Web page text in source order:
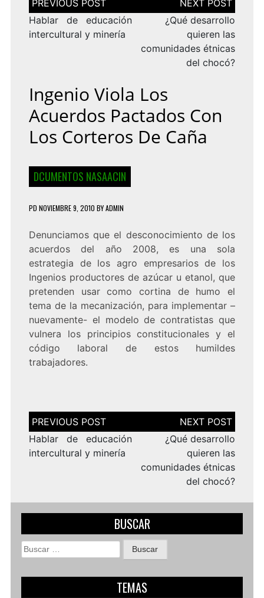
de
entradas
Hablar de educación
intercultural y minería
¿Qué desarrollo
quieren las
comunidades étnicas
del chocó?
Ingenio Viola Los
Acuerdos Pactados Con
Los Corteros De Caña
DCUMENTOS NASAACIN
PD NOVIEMBRE 9, 2010 BYADMIN
Denunciamos que el desconocimiento de los
acuerdos del año 2008, es una sola
estrategia de los agro empresarios de los
Ingenios productores de azúcar u etanol, que
pretenden usar como cortina de humo el
tema de la mecanización, para implementar –
nuevamente- el modelo de contratistas que
vulnera los principios constitucionales y el
código laboral de estos humildes
trabajadores.
Navegación
de
entradas
Hablar de educación
intercultural y minería
¿Qué desarrollo
quieren las
comunidades étnicas
del chocó?
BUSCAR
Buscar:
TEMAS